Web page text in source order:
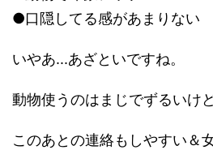
●口隠してる感があまりない
いやあ...あざといですね。
動物使うのはまじでずるいけ
このあとの連絡もしやすい＆